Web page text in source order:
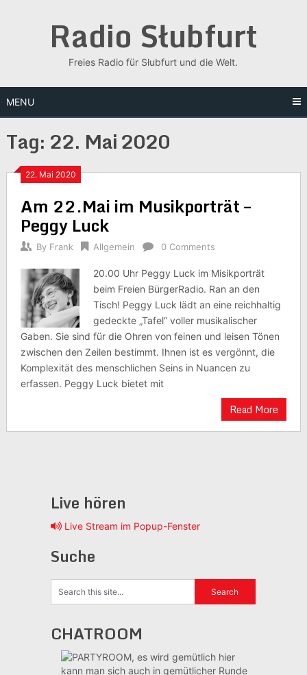
Radio Słubfurt
Freies Radio für Słubfurt und die Welt.
MENU
Tag: 22. Mai 2020
22. Mai 2020
Am 22.Mai im Musikporträt –
Peggy Luck
By Frank Allgemein 0 Comments
20.00 Uhr Peggy Luck im Misikporträt
beim Freien BürgerRadio. Ran an den
Tisch! Peggy Luck lädt an eine reichhaltig
gedeckte „Tafel“ voller musikalischer
Gaben. Sie sind für die Ohren von feinen und leisen Tönen
zwischen den Zeilen bestimmt. Ihnen ist es vergönnt, die
Komplexität des menschlichen Seins in Nuancen zu
erfassen. Peggy Luck bietet mit
Read More
Live hören
Live Stream im Popup-Fenster
Suche
CHATROOM